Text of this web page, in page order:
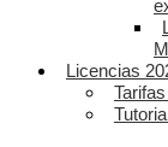
Licencias